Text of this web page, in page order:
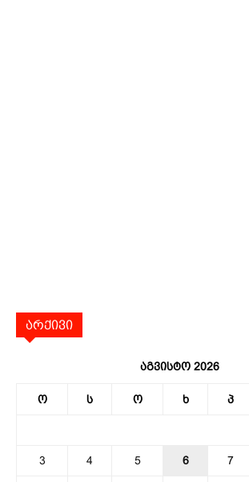
არქივი
აგვისტო 2026
ო ს ო ხ პ
3 4 5 6 7